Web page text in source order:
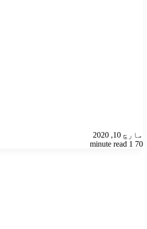
مارچ 10, 2020
70
1 minute read